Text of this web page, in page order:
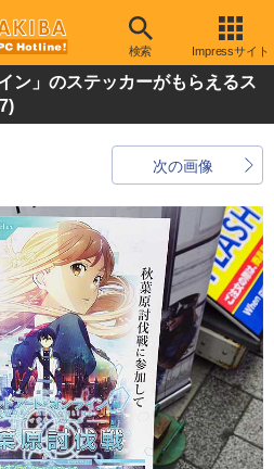
検索 Impressサイト
ン」のステッカーがもらえるス
次の画像